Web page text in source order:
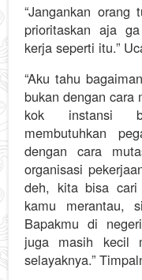
“Jangankan
prioritaskan aja
kerja seperti itu.”
“Aku tahu
bukan dengan cara
kok instansi
membutuhkan
dengan cara
organisasi
deh, kita bisa
kamu merantau,
Bapakmu di
juga masih kecil
selayaknya.”